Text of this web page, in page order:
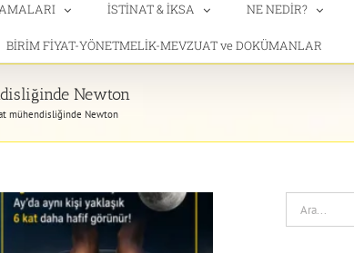
İSTİNAT & İKSA NE NEDİR?
BİRİM FİYAT-YÖNETMELİK-MEVZUAT ve DOKÜMANLAR
Newton
mühendisliğinde Newton
Search
for: